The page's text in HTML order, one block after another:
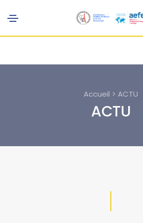
Accueil > ACTU
ACTU